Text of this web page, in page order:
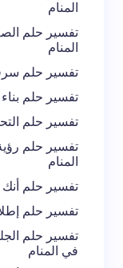
المنام
تفسير حلم
المنام
تفسير حلم
تفسير حلم
تفسير حلم
تفسير حلم
المنام
تفسير حلم أنك
تفسير حلم
تفسير حلم
في المنام